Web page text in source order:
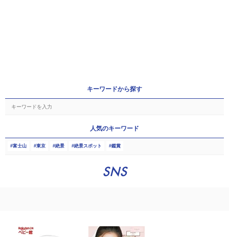
キーワードから探す
人気のキーワード
富士山 東京 絶景 絶景スポット 鑑賞
SNS